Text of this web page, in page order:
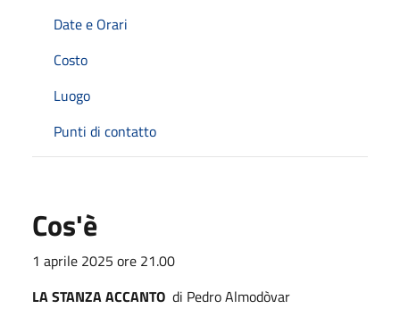
Date e Orari
Costo
Luogo
Punti di contatto
Cos'è
1 aprile 2025 ore 21.00
LA STANZA ACCANTO di Pedro Almodòvar